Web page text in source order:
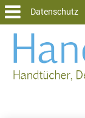
Datenschutz